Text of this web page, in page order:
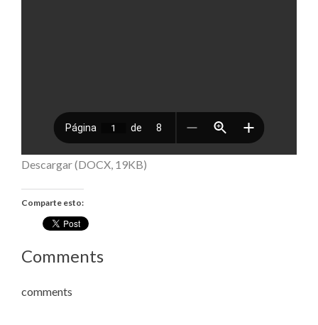
Descargar (DOCX, 19KB)
Comparte esto:
Comments
comments